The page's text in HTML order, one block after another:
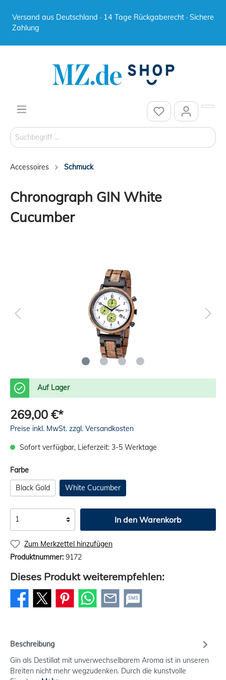
Versand aus Deutschland · 14 Tage Rückgaberecht · Sichere
Zahlung
Accessoires Schmuck
Chronograph GIN White
Cucumber
Auf Lager
269,00 €*
Preise inkl. MwSt. zzgl. Versandkosten
Sofort verfügbar, Lieferzeit: 3-5 Werktage
Farbe
Black Gold
White Cucumber
In den Warenkorb
Zum Merkzettel hinzufügen
Produktnummer: 9172
Dieses Produkt weiterempfehlen:
SMS
Beschreibung
Gin als Destillat mit unverwechselbarem Aroma ist in unseren
Breiten nicht mehr wegzudenken. Durch die kunstvolle